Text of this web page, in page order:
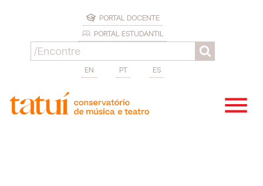
PORTAL DOCENTE
PORTAL ESTUDANTIL
EN PT ES